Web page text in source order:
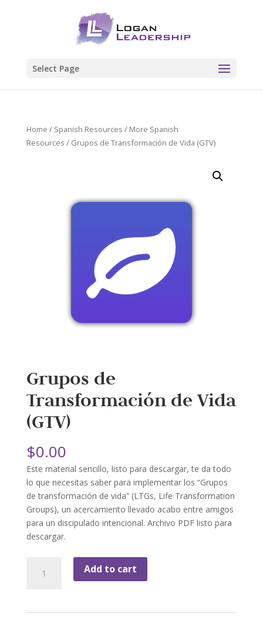
Select Page
Home / Spanish Resources / More Spanish
Resources / Grupos de Transformación de Vida (GTV)
Grupos de
Transformación de Vida
(GTV)
$0.00
Este material sencillo, listo para descargar, te da todo
lo que necesitas saber para implementar los “Grupos
de transformación de vida” (LTGs, Life Transformation
Groups), un acercamiento llevado acabo entre amigos
para un discipulado intencional. Archivo PDF listo para
descargar.
Add to cart